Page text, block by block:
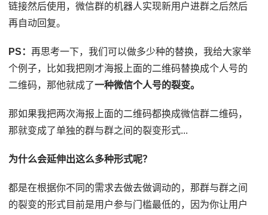
链接然后使用，微信群的机器人实现新用户进群之后然后
再自动回复。
PS：再思考一下，我们可以做多少种的替换，我给大家举
个例子，比如我把刚才海报上面的二维码替换成个人号的
二维码，那他就成了一种微信个人号的裂变。
那如果我把两次海报上面的二维码都换成微信群二维码，
那就变成了单独的群与群之间的裂变形式...
为什么会延伸出这么多种形式呢？
都是在根据你不同的需求去做去做调动的，那群与群之间
的裂变的形式目前是用户参与门槛最低的，因为你让用户